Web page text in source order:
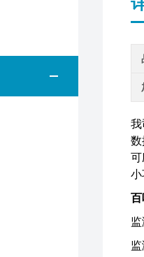
我
数
可
小
百